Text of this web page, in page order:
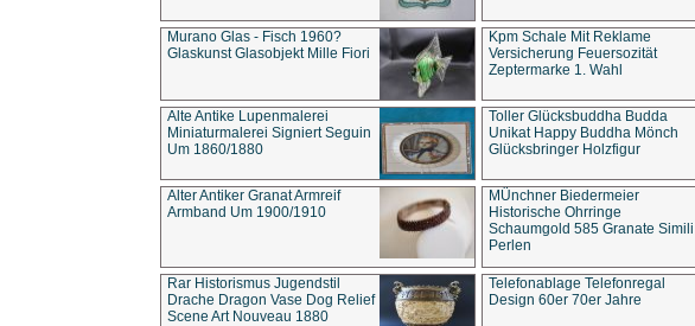
Murano Glas - Fisch 1960?
Glaskunst Glasobjekt Mille Fiori
Kpm Schale Mit Reklame
Versicherung Feuersozität
Zeptermarke 1. Wahl
Alte Antike Lupenmalerei
Miniaturmalerei Signiert Seguin
Um 1860/1880
Toller Glücksbuddha Budda
Unikat Happy Buddha Mönch
Glücksbringer Holzfigur
Alter Antiker Granat Armreif
Armband Um 1900/1910
MÜnchner Biedermeier
Historische Ohrringe
Schaumgold 585 Granate Simili
Perlen
Rar Historismus Jugendstil
Drache Dragon Vase Dog Relief
Scene Art Nouveau 1880
Telefonablage Telefonregal
Design 60er 70er Jahre